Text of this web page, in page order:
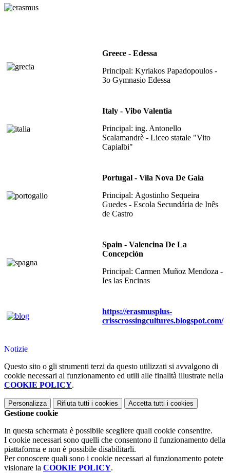
Greece - Edessa
Principal: Kyriakos Papadopoulos -
3o Gymnasio Edessa
Italy - Vibo Valentia
Principal: ing. Antonello
Scalamandrè - Liceo statale "Vito
Capialbi"
Portugal - Vila Nova De Gaia
Principal: Agostinho Sequeira
Guedes - Escola Secundária de Inês
de Castro
Spain - Valencina De La
Concepción
Principal: Carmen Muñoz Mendoza -
Ies las Encinas
https://erasmusplus-
crisscrossingcultures.blogspot.com/
Notizie
Questo sito o gli strumenti terzi da questo utilizzati si avvalgono di
cookie necessari al funzionamento ed utili alle finalità illustrate nella
COOKIE POLICY.
Personalizza Rifiuta tutti i cookies Accetta tutti i cookies
Gestione cookie
In questa schermata è possibile scegliere quali cookie consentire.
I cookie necessari sono quelli che consentono il funzionamento della
piattaforma e non è possibile disabilitarli.
Per conoscere quali sono i cookie necessari al funzionamento potete
visionare la COOKIE POLICY.